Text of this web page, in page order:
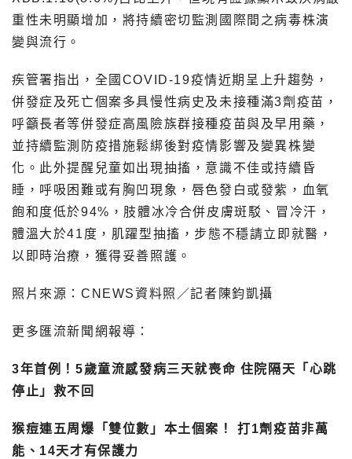
重性未明顯增加，將持續密切監測國際間之病毒株演
變與流行。
疾管署指出，全國COVID-19疫情近期呈上升趨勢，
併發症及死亡個案多具慢性病史及未接種滿3劑疫苗，
呼籲長者等併發症高風險族群接種疫苗與及早用藥，
並持續監測防疫措施鬆綁後對疫情影響及變異株變
化。此外提醒兒童如出現抽搐，意識不佳或持續昏
睡，呼吸困難或有胸凹現象，唇色發白或發紫，血氧
飽和度低於94%，肢體冰冷合併皮膚斑駁、冒冷汗，
體溫大於41度，肌躍型抽搐，步態不穩請立即就醫，
以即時治療，獲得妥善照護。
照片來源：CNEWS資料照／記者陳鈞凱攝
更多匯流新聞網報導：
3年首例！5歲童流感發病三天就喪命 住院隔天「心跳
停止」救不回
猴痘連五周爆「雙位數」本土個案！ 打1劑疫苗非萬
能、14天才有保護力